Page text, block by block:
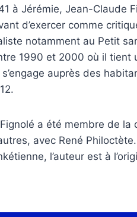
à Jérémie, Jean-Claude
d’exercer comme
notamment au Petit
1990 et 2000 où il tient
auprès des
a été membre de la
avec René
l’auteur est à